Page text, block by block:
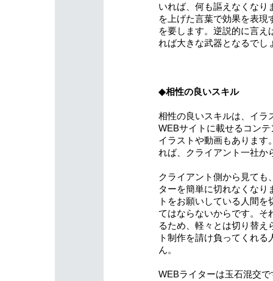
いれば、何も謳えなくなり
を上げた言葉で効果を表現
を要します。逆説的に言え
れば大きな武器となるでし
◆相性の良いスキル
相性の良いスキルは、イラ
WEBサイトに載せるコン
イラストや動画もあります
れば、クライアント一社か
クライアント側から見ても
ターを簡単に切れなくなり
トをお願いしている人間
てはならないからです。そ
るため、軽々とは切り替え
ト制作を請け負ってくれ
ん。
WEBライターは玉石混交